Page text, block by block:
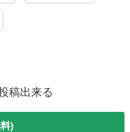
稿出来る
)